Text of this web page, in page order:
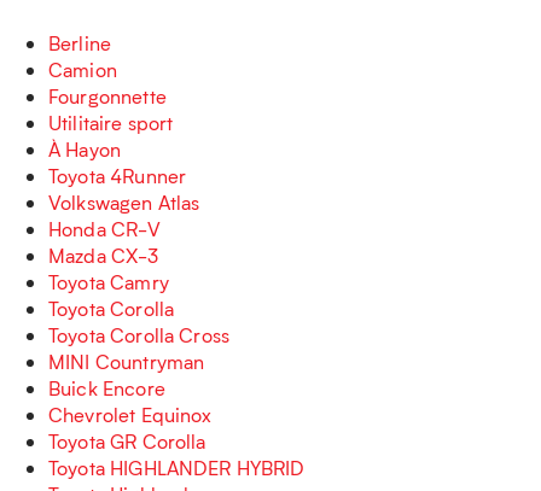
Berline
Camion
Fourgonnette
Utilitaire sport
À Hayon
Toyota 4Runner
Volkswagen Atlas
Honda CR-V
Mazda CX-3
Toyota Camry
Toyota Corolla
Toyota Corolla Cross
MINI Countryman
Buick Encore
Chevrolet Equinox
Toyota GR Corolla
Toyota HIGHLANDER HYBRID